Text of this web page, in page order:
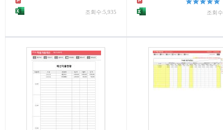
조회수:5,935 조회